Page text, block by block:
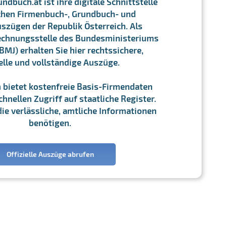
Firmenbuch-, Grundbuch- und
der Republik Österreich. Als
des Bundesministeriums
erhalten Sie hier rechtssichere,
und vollständige Auszüge.
bietet kostenfreie Basis-Firmendaten
Zugriff auf staatliche Register.
verlässliche, amtliche Informationen
benötigen.
Offizielle Auszüge abrufen